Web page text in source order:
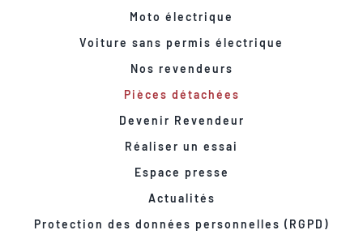
Moto électrique
Voiture sans permis électrique
Nos revendeurs
Pièces détachées
Devenir Revendeur
Réaliser un essai
Espace presse
Actualités
Protection des données personnelles (RGPD)